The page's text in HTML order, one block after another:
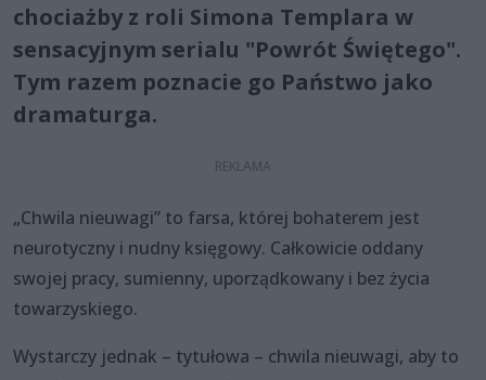
chociażby z roli Simona Templara w
sensacyjnym serialu "Powrót Świętego".
Tym razem poznacie go Państwo jako
dramaturga.
„Chwila nieuwagi” to farsa, której bohaterem jest
neurotyczny i nudny księgowy. Całkowicie oddany
swojej pracy, sumienny, uporządkowany i bez życia
towarzyskiego.
Wystarczy jednak – tytułowa – chwila nieuwagi, aby to